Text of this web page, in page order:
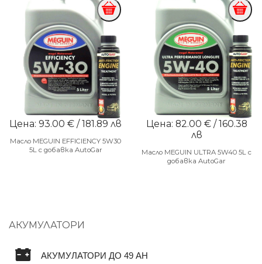
Цена: 93.00 € / 181.89 лв
Масло MEGUIN EFFICIENCY 5W30
5L с добавка AutoGar
Цена: 82.00 € / 160.38
лв
Масло MEGUIN ULTRA 5W40 5L с
добавка AutoGar
АКУМУЛАТОРИ
АКУМУЛАТОРИ ДО 49 AH